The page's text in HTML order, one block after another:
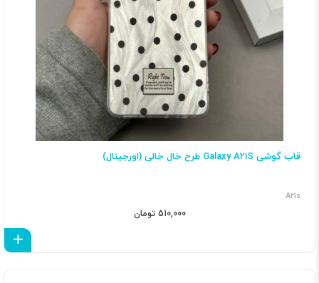
قاب گوشی Galaxy A21S طرح خال خالی (اورجینال)
A21s
510,000 تومان